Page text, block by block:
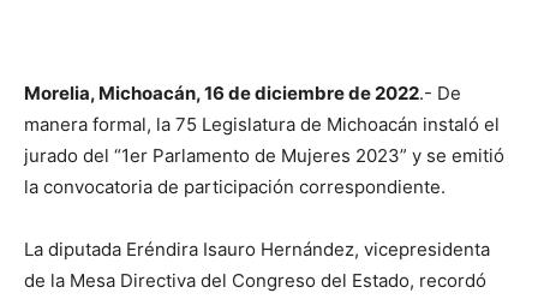
Morelia, Michoacán, 16 de diciembre de 2022.- De
manera formal, la 75 Legislatura de Michoacán instaló el
jurado del “1er Parlamento de Mujeres 2023” y se emitió
la convocatoria de participación correspondiente.
La diputada Eréndira Isauro Hernández, vicepresidenta
de la Mesa Directiva del Congreso del Estado, recordó